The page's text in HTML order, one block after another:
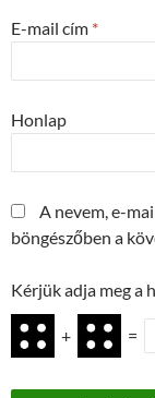
E-mail cím *
Honlap
A nevem, e-
böngészőben a
Kérjük adja meg a
+ =